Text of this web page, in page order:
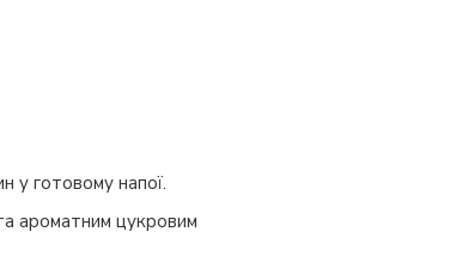
у готовому напої.
ароматним цукровим